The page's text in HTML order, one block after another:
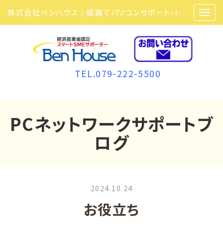
株式会社ベンハウス｜姫路でパソコンサポート・ITサポート・ITセキュリティ・複合機・ビジネスフォンなら弊社にお任せ
TEL.079-222-5500
PCネットワークサポートブ
ログ
2024.10.24
お役立ち